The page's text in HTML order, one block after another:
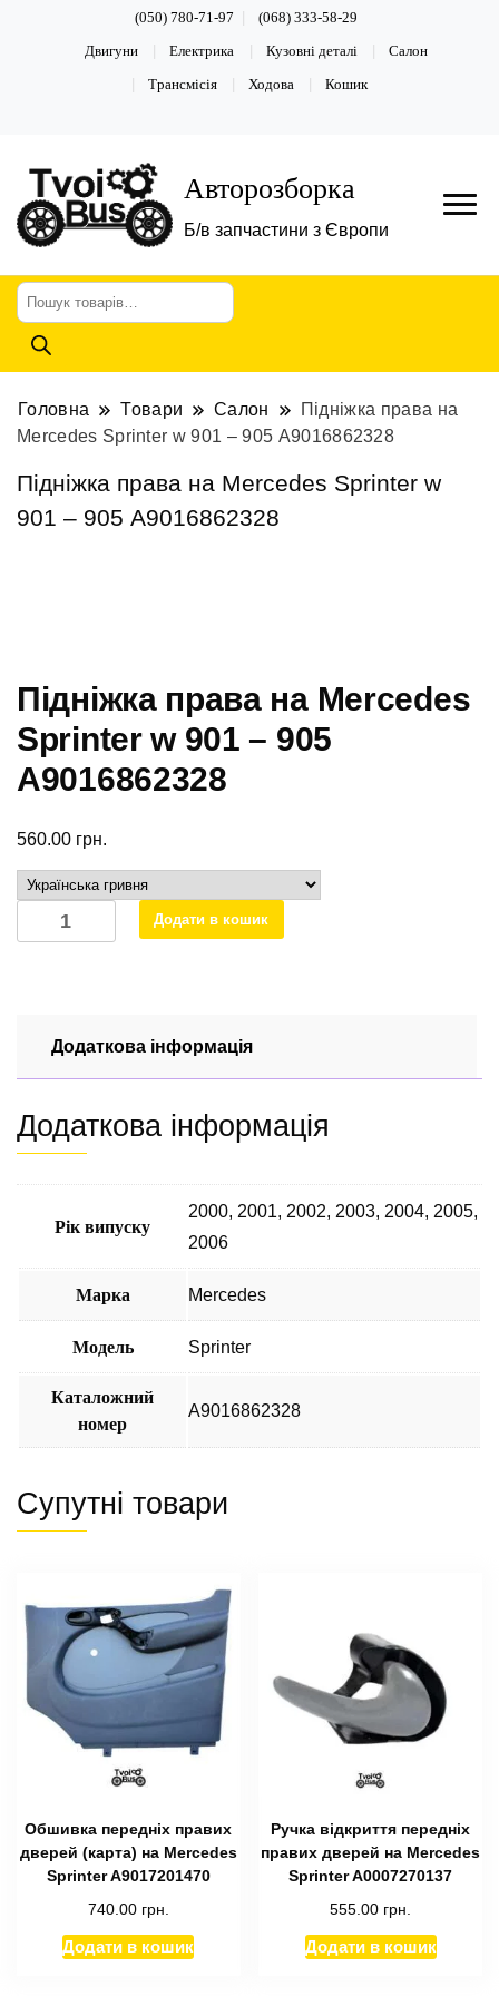
(050) 780-71-97 (068) 333-58-29
Двигуни Електрика Кузовні деталі Салон
Трансмісія Ходова Кошик
Авторозборка
Б/в запчастини з Європи
Пошук
товарів
Головна Товари Салон
Підніжка права на
Mercedes Sprinter w 901 – 905 А9016862328
Підніжка права на Mercedes Sprinter w
901 – 905 А9016862328
Підніжка права на Mercedes
Sprinter w 901 – 905
А9016862328
560.00 грн.
Підніжка
права
905
А9016862328
Додати в кошик
Додаткова інформація
Додаткова інформація
Рік випуску
2000, 2001, 2002, 2003, 2004, 2005,
2006
Марка Mercedes
Модель Sprinter
Каталожний
номер
А9016862328
Супутні товари
Обшивка передніх правих
дверей (карта) на Mercedes
Sprinter A9017201470
740.00 грн.
Додати в кошик
Ручка відкриття передніх
правих дверей на Mercedes
Sprinter A0007270137
555.00 грн.
Додати в кошик